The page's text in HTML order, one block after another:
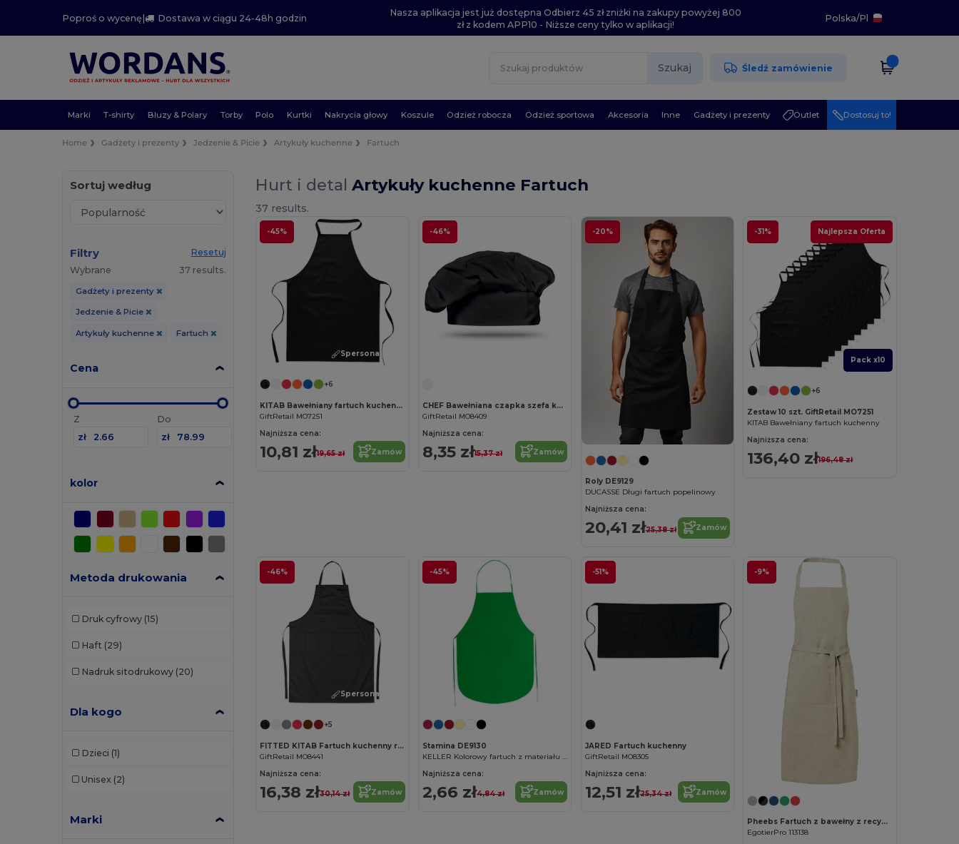
Poproś o wycenę| Dostawa w ciągu 24-48h godzin
Nasza aplikacja jest już dostępna Odbierz 45 zł zniżki na zakupy powyżej 800
zł z kodem APP10 - Niższe ceny tylko w aplikacji!
Polska/Pl
Szukaj Śledź zamówienie
Marki T-shirty Bluzy & Polary Torby Polo Kurtki Nakrycia głowy Koszule Odzież robocza Odzież sportowa Akcesoria Inne Gadżety i prezenty Outlet Dostosuj to!
Home Gadżety i prezenty Jedzenie & Picie Artykuły kuchenne Fartuch
Sortuj według
Filtry
Resetuj
Wybrane
37 results.
Gadżety i prezenty
Jedzenie & Picie
Artykuły kuchenne Fartuch
Cena
Z
zł
Do
zł
kolor
Metoda drukowania
Druk cyfrowy (15)
Haft (29)
Nadruk sitodrukowy (20)
Dla kogo
Dzieci (1)
Unisex (2)
Marki
Hurt i detal Artykuły kuchenne Fartuch
37 results.
-45%
Spersonalizuj!
+6
KITAB Bawełniany fartuch kuchenny
GiftRetail MO7251
Najniższa cena:
10,81 zł19,65 zł Zamów
-46%
CHEF Bawełniana czapka szefa kuchni
GiftRetail MO8409
Najniższa cena:
8,35 zł15,37 zł Zamów
-20%
Roly DE9129
DUCASSE Długi fartuch popelinowy
Najniższa cena:
20,41 zł25,38 zł Zamów
-31% Najlepsza Oferta
Pack x10
+6
Zestaw 10 szt. GiftRetail MO7251
KITAB Bawełniany fartuch kuchenny
Najniższa cena:
136,40 zł196,48 zł
-46%
Spersonalizuj!
+5
FITTED KITAB Fartuch kuchenny regulowany
GiftRetail MO8441
Najniższa cena:
16,38 zł30,14 zł Zamów
-45%
Stamina DE9130
KELLER Kolorowy fartuch z materiału non woven z kieszenią na środku
Najniższa cena:
2,66 zł4,84 zł Zamów
-51%
JARED Fartuch kuchenny
GiftRetail MO8305
Najniższa cena:
12,51 zł25,34 zł Zamów
-9%
Pheebs Fartuch z bawełny z recyklingu o gramaturze 200 g/m²
EgotierPro 113138